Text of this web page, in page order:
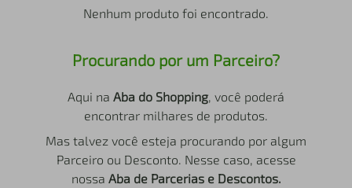
Nenhum produto foi encontrado.
Procurando por um Parceiro?
Aqui na Aba do Shopping, você poderá
encontrar milhares de produtos.
Mas talvez você esteja procurando por algum
Parceiro ou Desconto. Nesse caso, acesse
nossa Aba de Parcerias e Descontos.